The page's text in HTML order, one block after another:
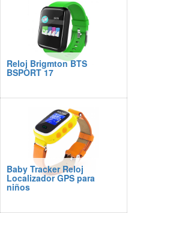
Reloj Brigmton BTS
BSPORT 17
Baby Tracker Reloj
Localizador GPS para
niños